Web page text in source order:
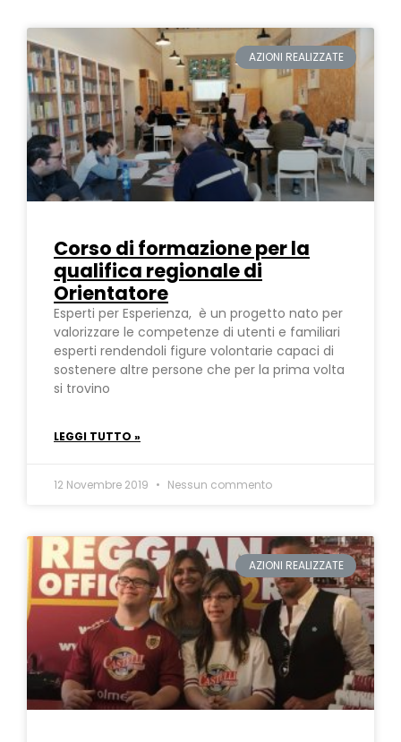
AZIONI REALIZZATE
Corso di formazione per la
qualifica regionale di
Orientatore
Esperti per Esperienza, è un progetto nato per
valorizzare le competenze di utenti e familiari
esperti rendendoli figure volontarie capaci di
sostenere altre persone che per la prima volta
si trovino
LEGGI TUTTO »
12 Novembre 2019 Nessun commento
AZIONI REALIZZATE